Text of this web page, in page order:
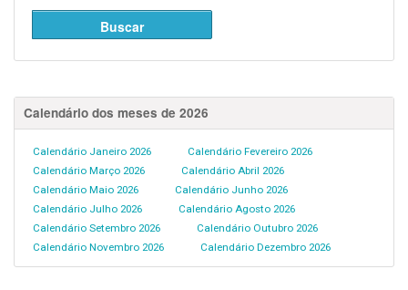
Calendário dos meses de 2026
Calendário Janeiro 2026
Calendário Fevereiro 2026
Calendário Março 2026
Calendário Abril 2026
Calendário Maio 2026
Calendário Junho 2026
Calendário Julho 2026
Calendário Agosto 2026
Calendário Setembro 2026
Calendário Outubro 2026
Calendário Novembro 2026
Calendário Dezembro 2026